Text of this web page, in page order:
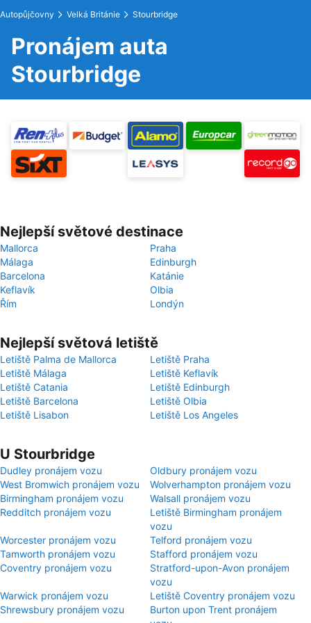
Autopůjčovny Velká Británie Stourbridge
Pronájem auta
Stourbridge
Nejlepší světové destinace
Mallorca
Praha
Málaga
Edinburgh
Barcelona
Katánie
Keflavík
Olbia
Řím
Londýn
Nejlepší světová letiště
Letiště Palma de Mallorca
Letiště Praha
Letiště Málaga
Letiště Keflavík
Letiště Catania
Letiště Edinburgh
Letiště Barcelona
Letiště Olbia
Letiště Lisabon
Letiště Los Angeles
U Stourbridge
Dudley pronájem vozu
Oldbury pronájem vozu
West Bromwich pronájem vozu
Wolverhampton pronájem vozu
Birmingham pronájem vozu
Walsall pronájem vozu
Redditch pronájem vozu
Letiště Birmingham pronájem
vozu
Worcester pronájem vozu
Telford pronájem vozu
Tamworth pronájem vozu
Stafford pronájem vozu
Coventry pronájem vozu
Stratford-upon-Avon pronájem
vozu
Warwick pronájem vozu
Letiště Coventry pronájem vozu
Shrewsbury pronájem vozu
Burton upon Trent pronájem